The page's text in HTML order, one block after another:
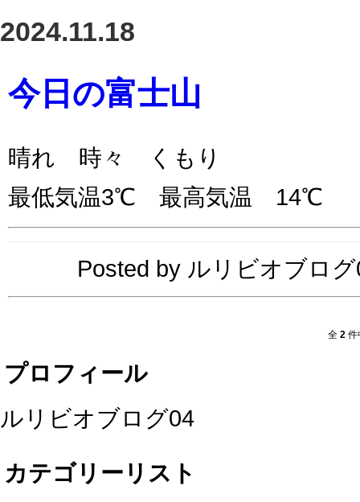
2024.11.18
今日の富士山
晴れ 時々 くもり
最低気温3℃ 最高気温 14℃
Posted by ルリビオブロ
全2
プロフィール
ルリビオブログ04
カテゴリーリスト